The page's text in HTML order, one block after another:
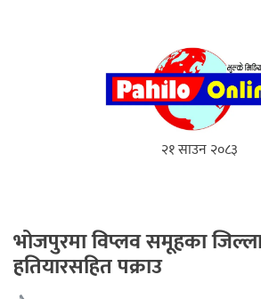
२१ साउन २०८३
भोजपुरमा विप्लव समूहका
हतियारसहित पक्राउ